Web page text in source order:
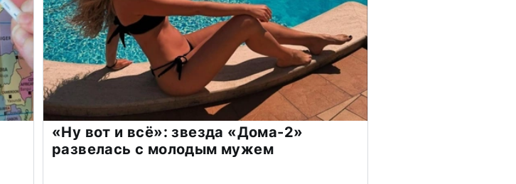
«Ну вот и всё»: звезда «Дома-2»
развелась с молодым мужем